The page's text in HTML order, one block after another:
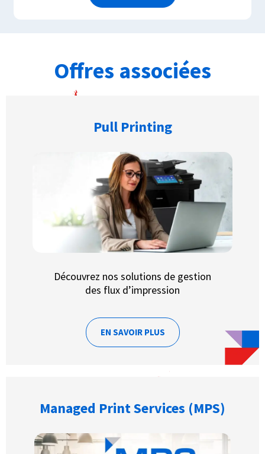
Offres associées
Pull Printing
Découvrez nos solutions de gestion
des flux d’impression
EN SAVOIR PLUS
Managed Print Services (MPS)